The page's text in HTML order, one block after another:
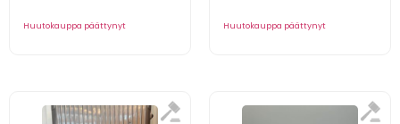
Huutokauppa päättynyt Huutokauppa päättynyt